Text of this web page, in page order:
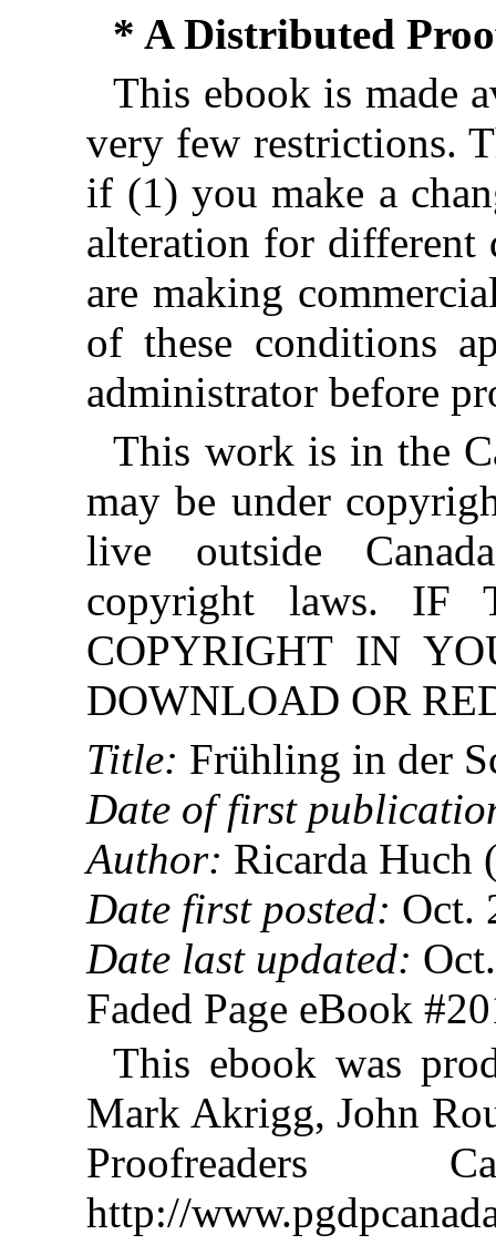
* A Distributed
This ebook is made
very few restrictions.
if (1) you make a
alteration for different
are making
of these conditions
administrator before
This work is in the
may be under
live outside
copyright laws. IF
COPYRIGHT IN
DOWNLOAD OR
Title: Frühling in der
Date of first
Author: Ricarda Huch
Date first posted: Oct.
Date last updated:
Faded Page eBook
This ebook was
Mark Akrigg, John
Proofreaders
http://